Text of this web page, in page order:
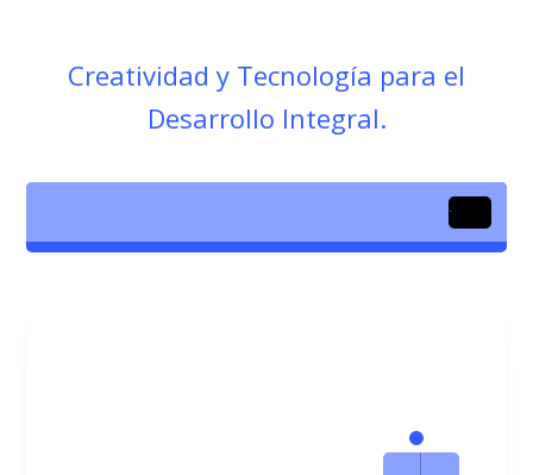
Creatividad y Tecnología para el
Desarrollo Integral.
.